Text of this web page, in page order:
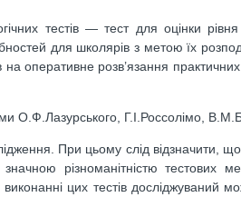
тестів — тест для оцінки
для школярів з метою їх
на оперативне розв’язання
О.Ф.Лазурського, Г.І.Россолімо,
При цьому слід відзначити,
різноманітністю тестових
цих тестів досліджуваний